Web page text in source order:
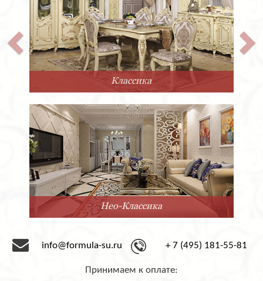
Прованс
Минимализм
info@formula-su.ru + 7 (495) 181-55-81
Принимаем к оплате: